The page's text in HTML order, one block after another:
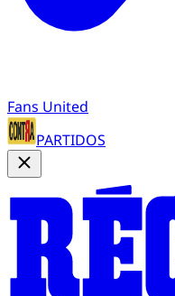
Fans United
PARTIDOS